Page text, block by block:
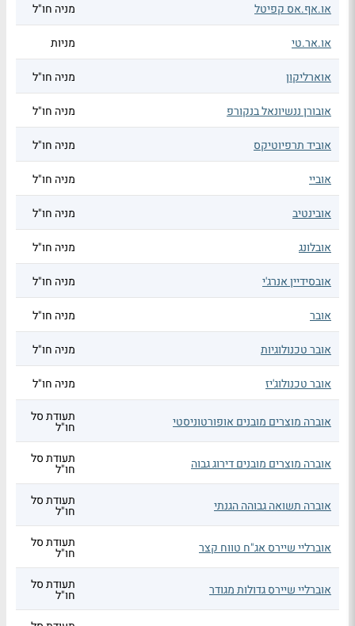
או.אף.אס קפיטל מניה חו"ל
או.אר.טי מניות
אוארליקון מניה חו"ל
אובורן ננשיונאל בנקורפ מניה חו"ל
אוביד תרפיוטיקס מניה חו"ל
אוביי מניה חו"ל
אובינטיב מניה חו"ל
אובלונג מניה חו"ל
אובסידיין אנרג'י מניה חו"ל
אובר מניה חו"ל
אובר טכנולוגיות מניה חו"ל
אובר טכנולוג'יז מניה חו"ל
אוברה מוצרים מובנים אופורטוניסטי תעודת סל
חו"ל
אוברה מוצרים מובנים דירוג גבוה תעודת סל
חו"ל
אוברה תשואה גבוהה הגנתי תעודת סל
חו"ל
אוברליי שיירס אג"ח טווח קצר תעודת סל
חו"ל
אוברליי שיירס גדולות מגודר תעודת סל
חו"ל